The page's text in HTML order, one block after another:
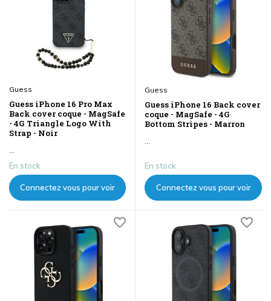
Guess
Guess iPhone 16 Pro Max
Back cover coque - MagSafe
- 4G Triangle Logo With
Strap - Noir
...
En stock
Connectez vous pour voir
Guess
Guess iPhone 16 Back cover
coque - MagSafe - 4G
Bottom Stripes - Marron
...
En stock
Connectez vous pour voir